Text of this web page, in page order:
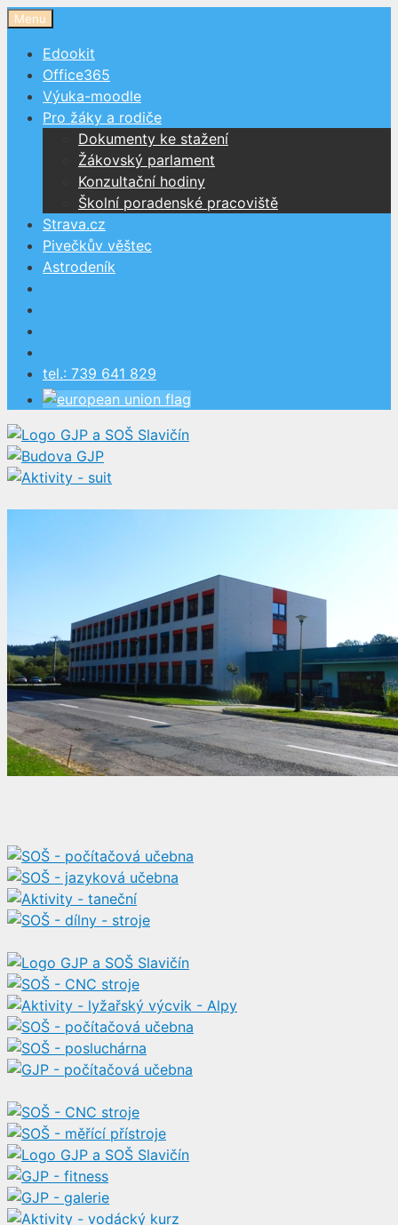
Přeskočit
obsah
Menu
Edookit
Office365
Výuka-moodle
Pro žáky a rodiče
Dokumenty ke stažení
Žákovský parlament
Konzultační hodiny
Školní poradenské pracoviště
Strava.cz
Pivečkův věštec
Astrodeník
tel.: 739 641 829